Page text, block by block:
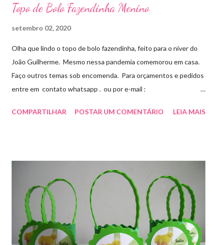
Topo de Bolo Fazendinha Menino
setembro 02, 2020
Olha que lindo o topo de bolo fazendinha, feito para o niver do
João Guilherme. Mesmo nessa pandemia comemorou em casa.
Faço outros temas sob encomenda. Para orçamentos e pedidos
entre em contato whatsapp . ou por e-mail :
COMPARTILHAR
POSTAR UM COMENTÁRIO LEIA MAIS